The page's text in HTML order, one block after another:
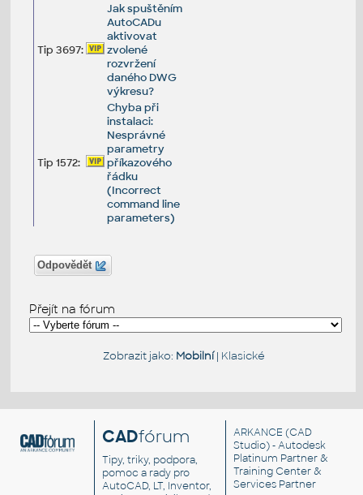
Tip 3697:
Jak spuštěním
AutoCADu
aktivovat
zvolené
rozvržení
daného DWG
výkresu?
Tip 1572:
Chyba při
instalaci:
Nesprávné
parametry
příkazového
řádku
(Incorrect
command line
parameters)
Odpovědět
Přejít na fórum
Zobrazit jako: Mobilní| Klasické
CADfórum
Tipy, triky, podpora,
pomoc a rady pro
AutoCAD, LT, Inventor,
ARKANCE (CAD
Studio) - Autodesk
Platinum Partner &
Training Center &
Services Partner